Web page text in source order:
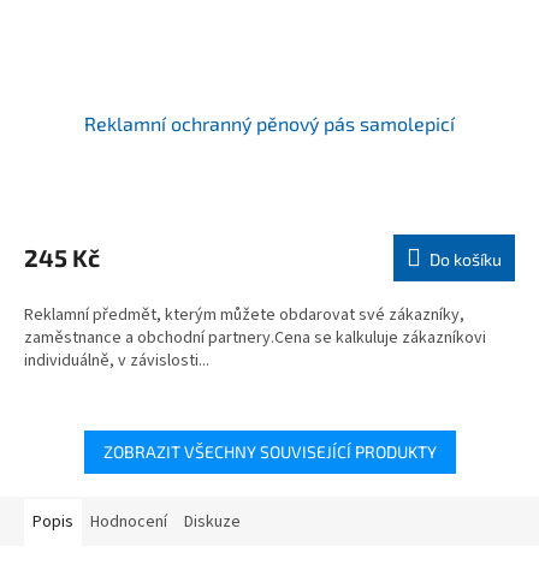
Reklamní ochranný pěnový pás samolepicí
245 Kč Do košíku
Reklamní předmět, kterým můžete obdarovat své zákazníky,
zaměstnance a obchodní partnery.Cena se kalkuluje zákazníkovi
individuálně, v závislosti...
ZOBRAZIT VŠECHNY SOUVISEJÍCÍ PRODUKTY
Popis Hodnocení Diskuze